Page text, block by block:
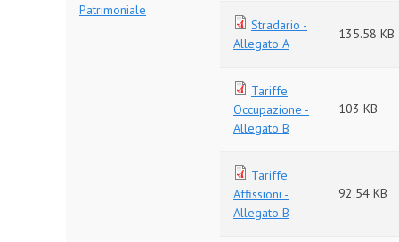
Patrimoniale
Stradario -
Allegato A
135.58 KB
Tariffe
Occupazione -
Allegato B
103 KB
Tariffe
Affissioni -
Allegato B
92.54 KB